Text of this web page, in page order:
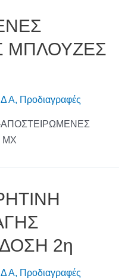
ΜΠΛΟΥΖΕΣ
Α, Προδιαγραφές
ΑΠΟΣΤΕΙΡΩΜΕΝΕΣ
ΜΧ
2η
Α, Προδιαγραφές